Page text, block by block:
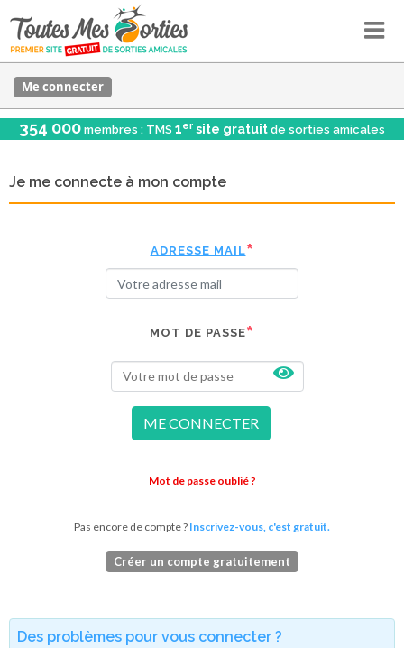
Me connecter
354 000 membres : TMS 1er site gratuit de sorties amicales
Je me connecte à mon compte
ADRESSE MAIL
MOT DE PASSE
ME CONNECTER
Mot de passe oublié ?
Pas encore de compte ? Inscrivez-vous, c'est gratuit.
Créer un compte gratuitement
Des problèmes pour vous connecter ?